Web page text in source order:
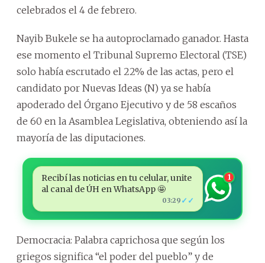
celebrados el 4 de febrero.
Nayib Bukele se ha autoproclamado ganador. Hasta
ese momento el Tribunal Supremo Electoral (TSE)
solo había escrutado el 22% de las actas, pero el
candidato por Nuevas Ideas (N) ya se había
apoderado del Órgano Ejecutivo y de 58 escaños
de 60 en la Asamblea Legislativa, obteniendo así la
mayoría de las diputaciones.
Recibí las noticias en tu celular, unite
al canal de ÚH en WhatsApp 🤩
03:29 ✓✓
1
Democracia: Palabra caprichosa que según los
griegos significa “el poder del pueblo” y de